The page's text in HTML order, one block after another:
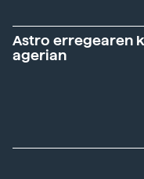
Astro erregearen
agerian